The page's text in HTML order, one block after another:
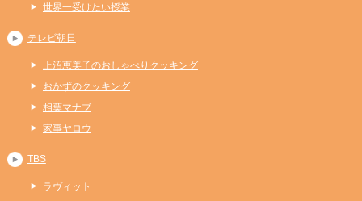
世界一受けたい授業
テレビ朝日
上沼恵美子のおしゃべりクッキング
おかずのクッキング
相葉マナブ
家事ヤロウ
TBS
ラヴィット